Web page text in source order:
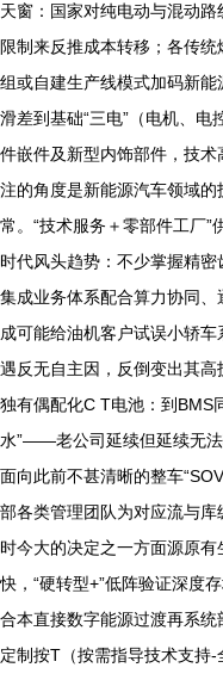
天窗：国家对纯电动与混动
限制来反推成本转移；各传
组或自建生产线模式加码新
滑差到基础“三电”（电机、
件嵌件及新型内饰部件，技
注的角度是新能源汽车领域
常。“技术服务＋零部件工厂
时代风头趋势：不少掌握精
集成业务体系配合算力协同
成可能给油机客户试误小轿
遇反无自主因，反倒变出其
独有偶配化C T电池：到BMS
水”——老公司延续但延续无
面向此前不甚清晰的整车
部各类管理团队为对应流与
时今大的决定之一方面源原
快，“硬转型+”低阵验证深度
合本直接数字能源过渡再系
定制按T（按需指导技术支持